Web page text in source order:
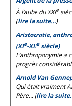
À l’aube du XXIe
(lire la suite…)
Aristocratie,
(XIe-XIIesiècle)
L’anthroponymie a
progrès
Arnold Van
Qui était vraiment
Père... (lire la